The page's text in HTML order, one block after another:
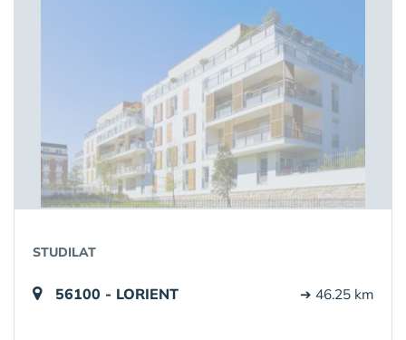
STUDILAT
56100 - LORIENT ➔ 46.25 km